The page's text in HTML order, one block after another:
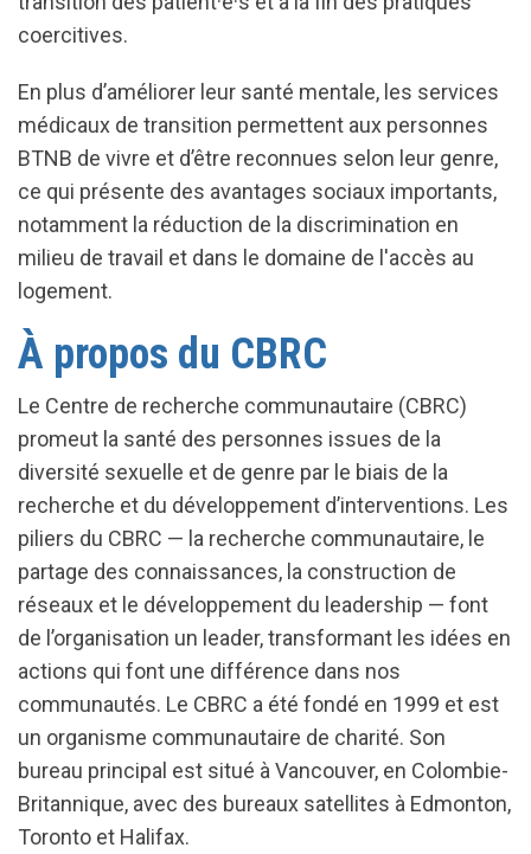
coercitives.
En plus d’améliorer leur santé mentale, les services
médicaux de transition permettent aux personnes
BTNB de vivre et d’être reconnues selon leur genre,
ce qui présente des avantages sociaux importants,
notamment la réduction de la discrimination en
milieu de travail et dans le domaine de l'accès au
logement.
À propos du CBRC
Le Centre de recherche communautaire (CBRC)
promeut la santé des personnes issues de la
diversité sexuelle et de genre par le biais de la
recherche et du développement d’interventions. Les
piliers du CBRC — la recherche communautaire, le
partage des connaissances, la construction de
réseaux et le développement du leadership — font
de l’organisation un leader, transformant les idées en
actions qui font une différence dans nos
communautés. Le CBRC a été fondé en 1999 et est
un organisme communautaire de charité. Son
bureau principal est situé à Vancouver, en Colombie-
Britannique, avec des bureaux satellites à Edmonton,
Toronto et Halifax.